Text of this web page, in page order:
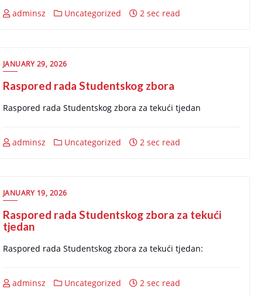
adminsz Uncategorized 2 sec read
JANUARY 29, 2026
Raspored rada Studentskog zbora
Raspored rada Studentskog zbora za tekući tjedan
adminsz Uncategorized 2 sec read
JANUARY 19, 2026
Raspored rada Studentskog zbora za tekući
tjedan
Raspored rada Studentskog zbora za tekući tjedan:
adminsz Uncategorized 2 sec read